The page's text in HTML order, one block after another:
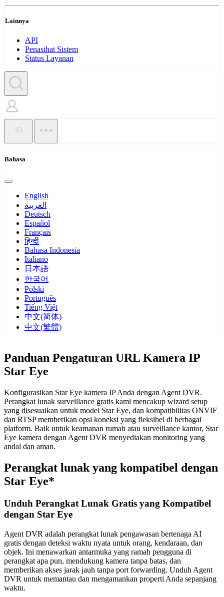
Lainnya
API
Penasihat Sistem
Status Layanan
ID
Bahasa
English
العربية
Deutsch
Español
Français
हिन्दी
Bahasa Indonesia
Italiano
日本語
한국어
Polski
Português
Tiếng Việt
中文(简体)
中文(繁體)
Panduan Pengaturan URL Kamera IP
Star Eye
Konfigurasikan Star Eye kamera IP Anda dengan Agent DVR.
Perangkat lunak surveillance gratis kami mencakup wizard setup
yang disesuaikan untuk model Star Eye, dan kompatibilitas ONVIF
dan RTSP memberikan opsi koneksi yang fleksibel di berbagai
platform. Baik untuk keamanan rumah atau surveillance kantor, Star
Eye kamera dengan Agent DVR menyediakan monitoring yang
andal dan aman.
Perangkat lunak yang kompatibel dengan
Star Eye*
Unduh Perangkat Lunak Gratis yang Kompatibel
dengan Star Eye
Agent DVR adalah perangkat lunak pengawasan bertenaga AI
gratis dengan deteksi waktu nyata untuk orang, kendaraan, dan
objek. Ini menawarkan antarmuka yang ramah pengguna di
perangkat apa pun, mendukung kamera tanpa batas, dan
memberikan akses jarak jauh tanpa port forwarding. Unduh Agent
DVR untuk memantau dan mengamankan properti Anda sepanjang
waktu.